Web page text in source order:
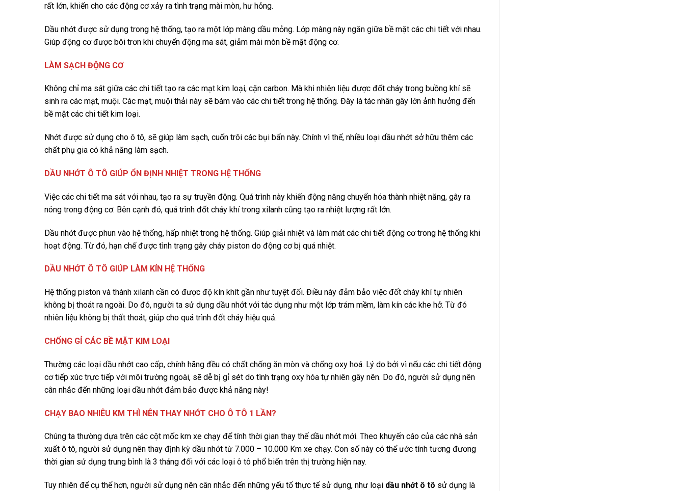
rất lớn, khiến cho các động cơ xảy ra tình trạng mài mòn, hư hỏng.
Dầu nhớt được sử dụng trong hệ thống, tạo ra một lớp màng dầu mỏng. Lớp màng này ngăn giữa bề mặt các chi tiết với nhau.
Giúp động cơ được bôi trơn khi chuyển động ma sát, giảm mài mòn bề mặt động cơ.
LÀM SẠCH ĐỘNG CƠ
Không chỉ ma sát giữa các chi tiết tạo ra các mạt kim loại, cặn carbon. Mà khi nhiên liệu được đốt cháy trong buồng khí sẽ
sinh ra các mạt, muội. Các mạt, muội thải này sẽ bám vào các chi tiết trong hệ thống. Đây là tác nhân gây lớn ảnh hưởng đến
bề mặt các chi tiết kim loại.
Nhớt được sử dụng cho ô tô, sẽ giúp làm sạch, cuốn trôi các bụi bẩn này. Chính vì thế, nhiều loại dầu nhớt sở hữu thêm các
chất phụ gia có khả năng làm sạch.
DẦU NHỚT Ô TÔ GIÚP ỔN ĐỊNH NHIỆT TRONG HỆ THỐNG
Việc các chi tiết ma sát với nhau, tạo ra sự truyền động. Quá trình này khiến động năng chuyển hóa thành nhiệt năng, gây ra
nóng trong động cơ. Bên cạnh đó, quá trình đốt cháy khí trong xilanh cũng tạo ra nhiệt lượng rất lớn.
Dầu nhớt được phun vào hệ thống, hấp nhiệt trong hệ thống. Giúp giải nhiệt và làm mát các chi tiết động cơ trong hệ thống khi
hoạt động. Từ đó, hạn chế được tình trạng gây cháy piston do động cơ bị quá nhiệt.
DẦU NHỚT Ô TÔ GIÚP LÀM KÍN HỆ THỐNG
Hệ thống piston và thành xilanh cần có được độ kín khít gần như tuyệt đối. Điều này đảm bảo việc đốt cháy khí tự nhiên
không bị thoát ra ngoài. Do đó, người ta sử dụng dầu nhớt với tác dụng như một lớp trám mềm, làm kín các khe hở. Từ đó
nhiên liệu không bị thất thoát, giúp cho quá trình đốt cháy hiệu quả.
CHỐNG GỈ CÁC BỀ MẶT KIM LOẠI
Thường các loại dầu nhớt cao cấp, chính hãng đều có chất chống ăn mòn và chống oxy hoá. Lý do bởi vì nếu các chi tiết động
cơ tiếp xúc trực tiếp với môi trường ngoài, sẽ dễ bị gỉ sét do tình trạng oxy hóa tự nhiên gây nên. Do đó, người sử dụng nên
cân nhắc đến những loại dầu nhớt đảm bảo được khả năng này!
CHẠY BAO NHIÊU KM THÌ NÊN THAY NHỚT CHO Ô TÔ 1 LẦN?
Chúng ta thường dựa trên các cột mốc km xe chạy để tính thời gian thay thế dầu nhớt mới. Theo khuyến cáo của các nhà sản
xuất ô tô, người sử dụng nên thay định kỳ dầu nhớt từ 7.000 – 10.000 Km xe chạy. Con số này có thể ước tính tương đương
thời gian sử dụng trung bình là 3 tháng đối với các loại ô tô phổ biến trên thị trường hiện nay.
Tuy nhiên để cụ thể hơn, người sử dụng nên cân nhắc đến những yếu tố thực tế sử dụng, như loại dầu nhớt ô tô sử dụng là